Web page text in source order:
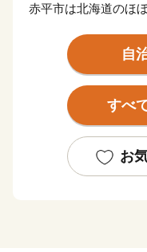
赤平市は北海道のほ
河川空知川（全長
す。 都会のような派
りと自然の恵みがい
イドイン赤平｣の逸
自
すべ
お